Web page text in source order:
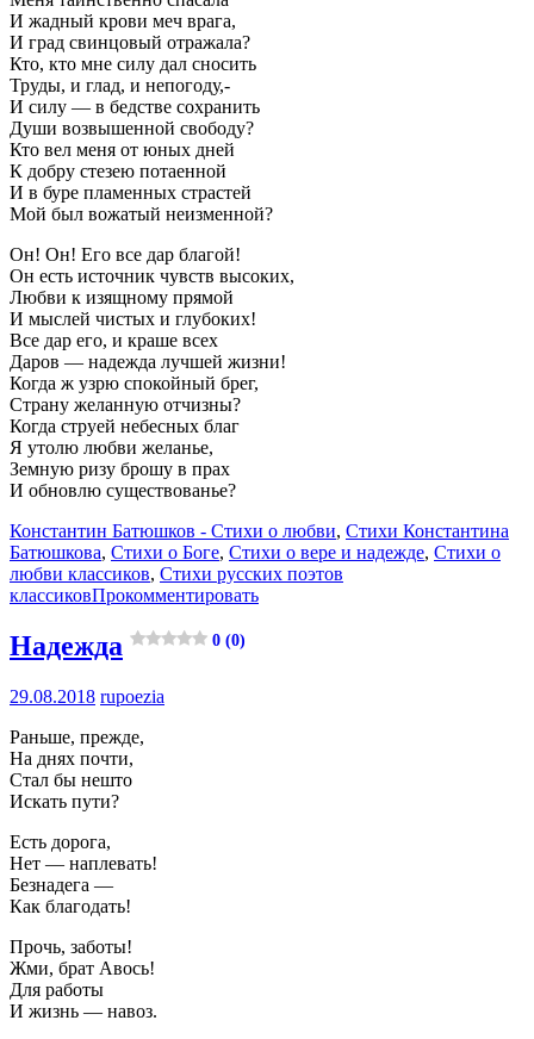
И жадный крови меч врага,
И град свинцовый отражала?
Кто, кто мне силу дал сносить
Труды, и глад, и непогоду,-
И силу — в бедстве сохранить
Души возвышенной свободу?
Кто вел меня от юных дней
К добру стезею потаенной
И в буре пламенных страстей
Мой был вожатый неизменной?
Он! Он! Его все дар благой!
Он есть источник чувств высоких,
Любви к изящному прямой
И мыслей чистых и глубоких!
Все дар его, и краше всех
Даров — надежда лучшей жизни!
Когда ж узрю спокойный брег,
Страну желанную отчизны?
Когда струей небесных благ
Я утолю любви желанье,
Земную ризу брошу в прах
И обновлю существованье?
Константин Батюшков - Стихи о любви, Стихи Константина
Батюшкова, Стихи о Боге, Стихи о вере и надежде, Стихи о
любви классиков, Стихи русских поэтов
классиковПрокомментировать
Надежда 0 (0)
29.08.2018 rupoezia
Раньше, прежде,
На днях почти,
Стал бы нешто
Искать пути?
Есть дорога,
Нет — наплевать!
Безнадега —
Как благодать!
Прочь, заботы!
Жми, брат Авось!
Для работы
И жизнь — навоз.